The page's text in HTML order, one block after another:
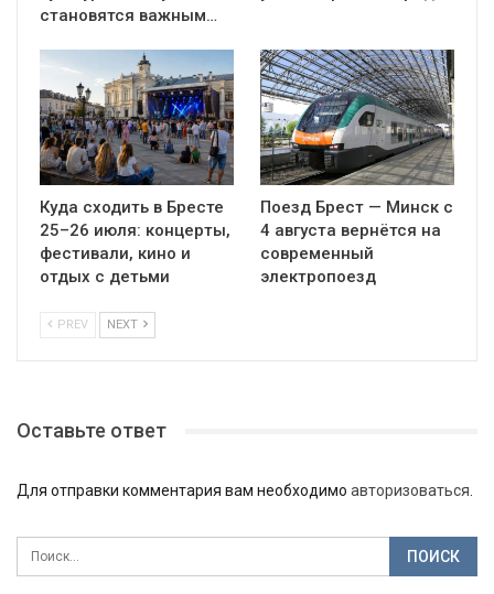
становятся важным…
Куда сходить в Бресте
25–26 июля: концерты,
фестивали, кино и
отдых с детьми
Поезд Брест — Минск с
4 августа вернётся на
современный
электропоезд
PREV NEXT
Оставьте ответ
Для отправки комментария вам необходимо авторизоваться.